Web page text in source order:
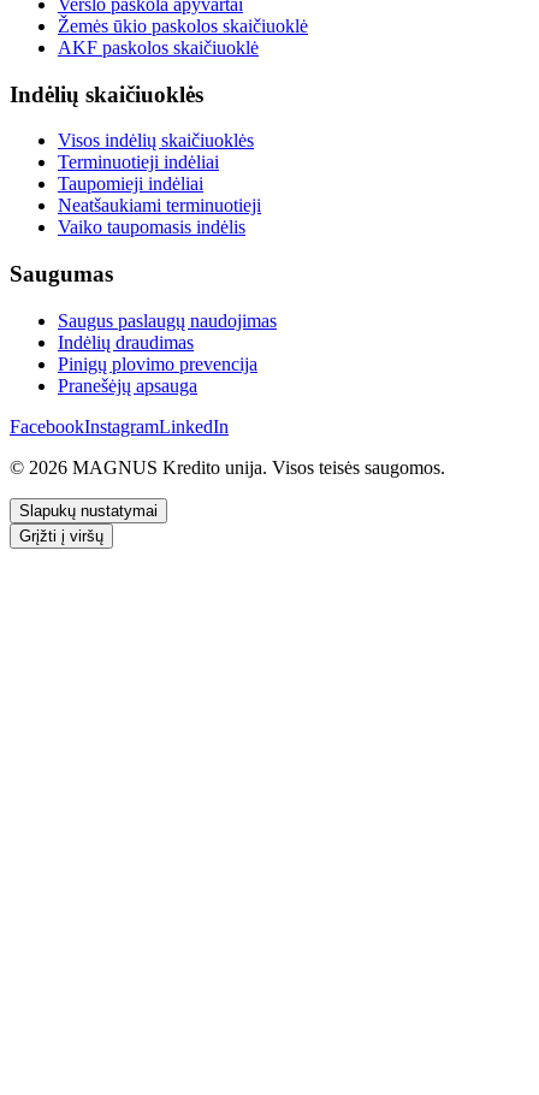
Verslo paskola apyvartai
Žemės ūkio paskolos skaičiuoklė
AKF paskolos skaičiuoklė
Indėlių skaičiuoklės
Visos indėlių skaičiuoklės
Terminuotieji indėliai
Taupomieji indėliai
Neatšaukiami terminuotieji
Vaiko taupomasis indėlis
Saugumas
Saugus paslaugų naudojimas
Indėlių draudimas
Pinigų plovimo prevencija
Pranešėjų apsauga
FacebookInstagramLinkedIn
© 2026 MAGNUS Kredito unija. Visos teisės saugomos.
Slapukų nustatymai
Grįžti į viršų